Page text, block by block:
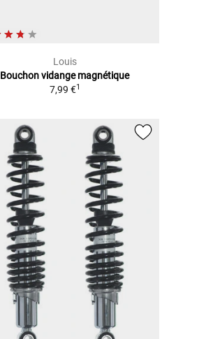
Louis
Bouchon vidange magnétique
7,99 €1